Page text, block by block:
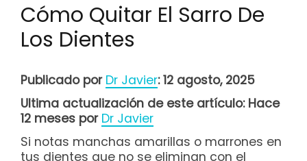
Cómo Quitar El Sarro De
Los Dientes
Publicado por Dr Javier: 12 agosto, 2025
Ultima actualización de este artículo: Hace
12 meses por Dr Javier
Si notas manchas amarillas o marrones en
tus dientes que no se eliminan con el